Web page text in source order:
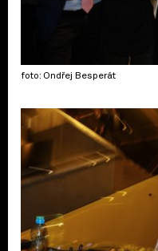
foto: Ondřej Besperát